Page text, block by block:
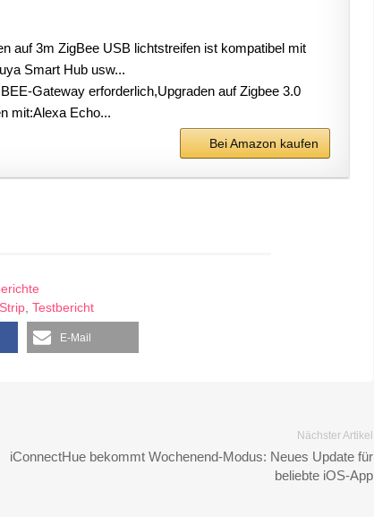
auf 3m ZigBee USB lichtstreifen ist kompatibel mit
Smart Hub usw...
Gateway erforderlich,Upgraden auf Zigbee 3.0
mit:Alexa Echo...
Bei Amazon kaufen
, Testbericht
E-Mail
Nächster Artikel
iConnectHue bekommt Wochenend-Modus: Neues Update für
beliebte iOS-App